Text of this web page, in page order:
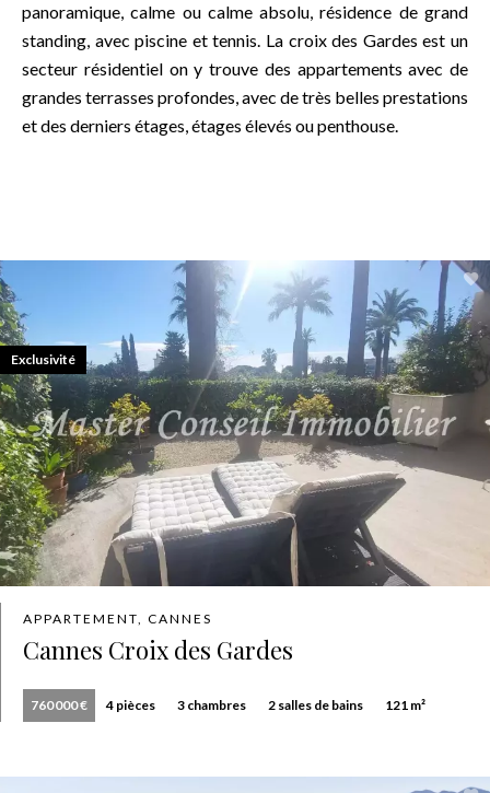
panoramique, calme ou calme absolu, résidence de grand
standing, avec piscine et tennis. La croix des Gardes est un
secteur résidentiel on y trouve des appartements avec de
grandes terrasses profondes, avec de très belles prestations
et des derniers étages, étages élevés ou penthouse.
APPARTEMENT, CANNES
Cannes Croix des Gardes
760 000 € 4 pièces 3 chambres 2 salles de bains 121 m²
Exclusivité